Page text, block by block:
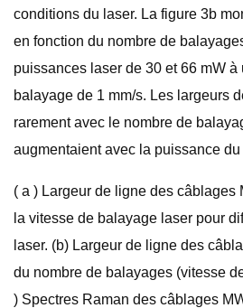
conditions du laser. La figure 3b
en fonction du nombre de
puissances laser de 30 et 66 mW à
balayage de 1 mm/s. Les largeurs
rarement avec le nombre de
augmentaient avec la puissance du
( a ) Largeur de ligne des câblages
la vitesse de balayage laser pour
laser. (b) Largeur de ligne des
du nombre de balayages (vitesse
) Spectres Raman des câblages